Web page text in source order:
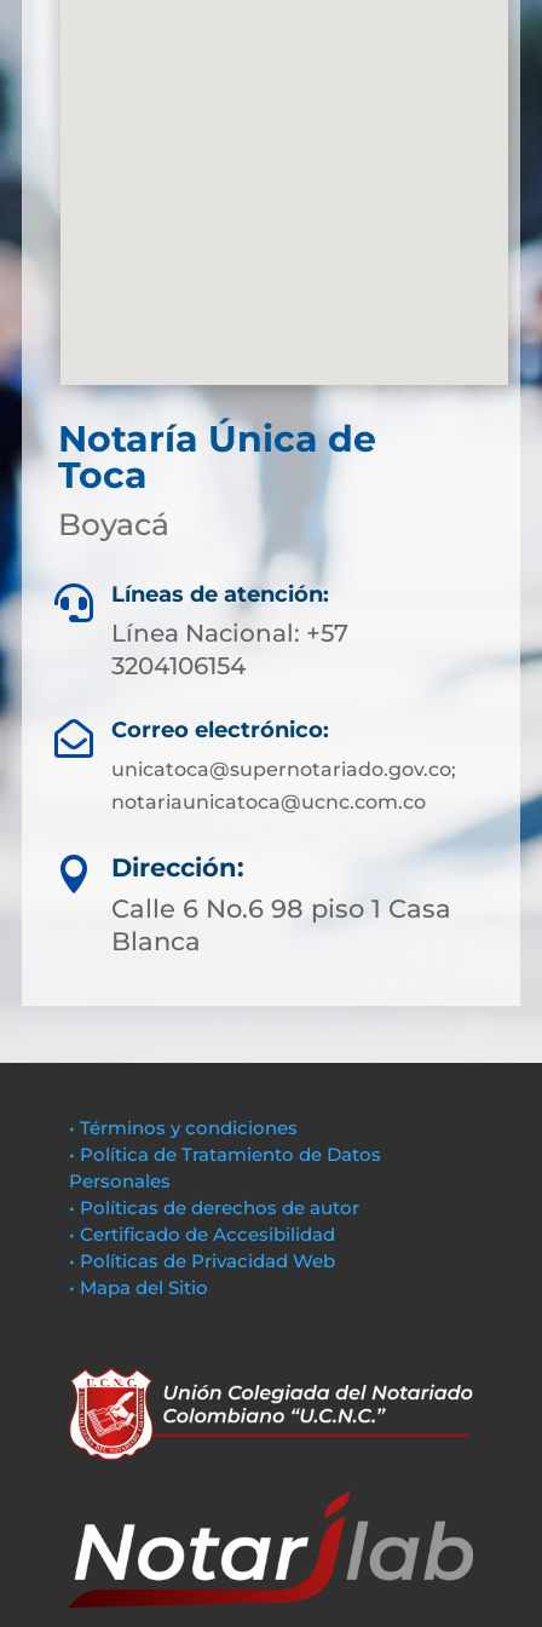
Notaría Única de
Toca
Boyacá
 Líneas de atención:
Línea Nacional: +57
3204106154
 Correo electrónico:
unicatoca@supernotariado.gov.co;
notariaunicatoca@ucnc.com.co

Dirección:
Calle 6 No.6 98 piso 1 Casa
Blanca
• Términos y condiciones
• Política de Tratamiento de Datos
Personales
• Políticas de derechos de autor
• Certificado de Accesibilidad
• Políticas de Privacidad Web
• Mapa del Sitio